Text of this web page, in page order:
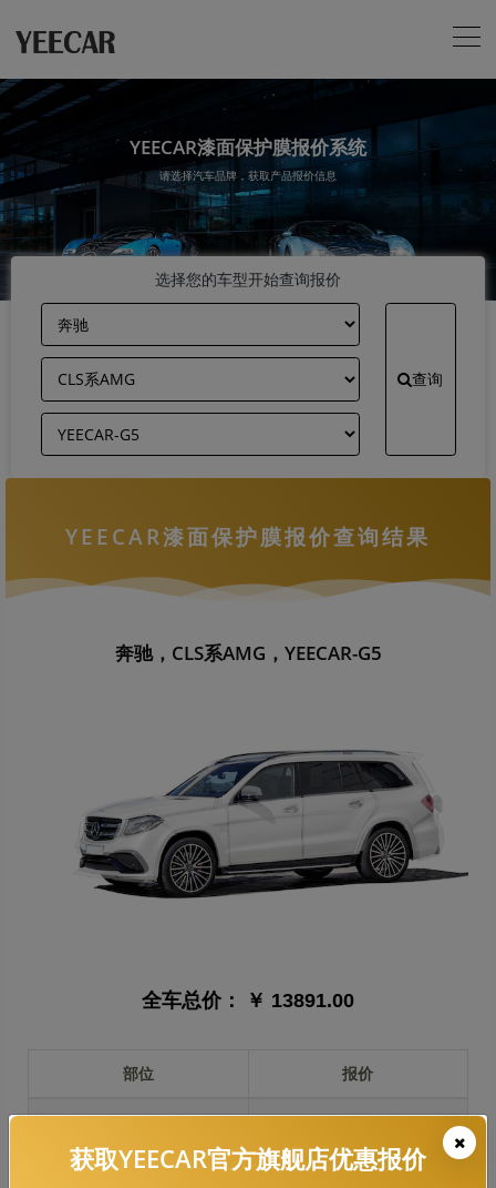
YEECAR漆面保护膜报价系统
请选择汽车品牌，获取产品报价信息
选择您的车型开始查询报价
查询
YEECAR漆面保护膜报价查询结果
奔驰，CLS系AMG，YEECAR-G5
全车总价： ￥ 13891.00
部位 报价
前保险杠 ￥3396.00
引擎盖 ￥3340.00
获取YEECAR官方旗舰店优惠报价